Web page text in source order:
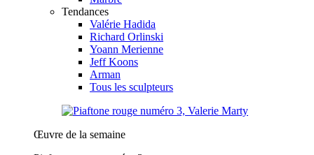
Tendances
Valérie Hadida
Richard Orlinski
Yoann Merienne
Jeff Koons
Arman
Tous les sculpteurs
Œuvre de la semaine